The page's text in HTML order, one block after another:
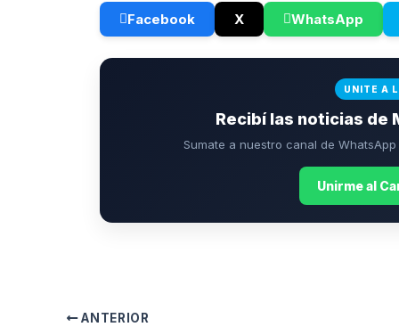
Facebook X WhatsApp
UNITE A
Recibí las noticias de
Sumate a nuestro canal de
Unirme al
ANTERIOR